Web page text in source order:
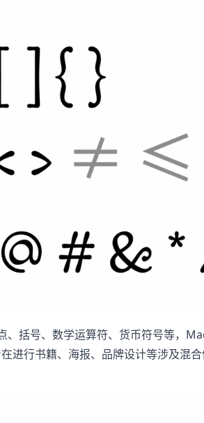
、括号、数学运算符、货币符号等，
进行书籍、海报、品牌设计等涉及混